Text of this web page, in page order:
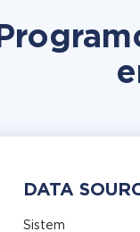
DATA
Sistem